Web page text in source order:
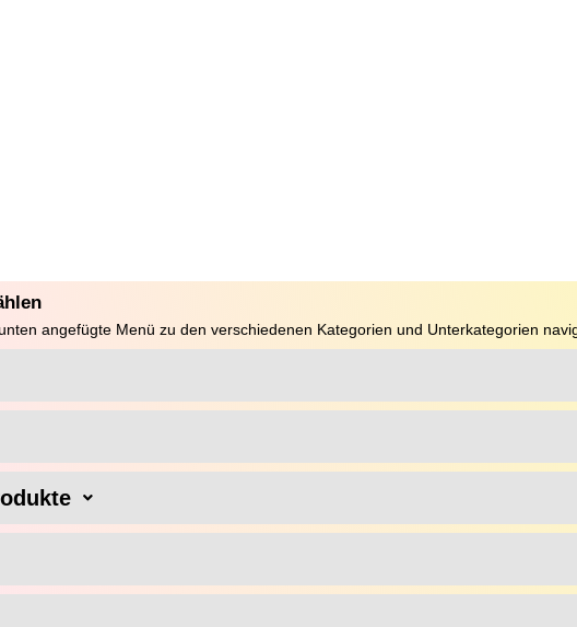
angefügte Menü zu den verschiedenen Kategorien und Unterkategorien